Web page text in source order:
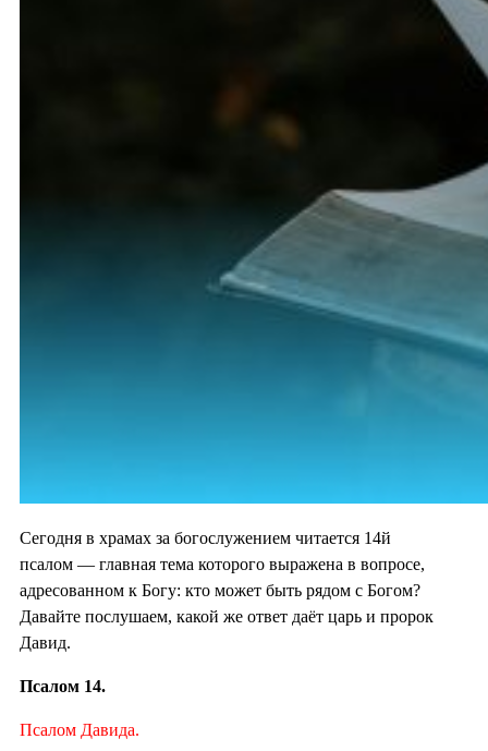
Сегодня в храмах за богослужением читается 14й
псалом — главная тема которого выражена в вопросе,
адресованном к Богу: кто может быть рядом с Богом?
Давайте послушаем, какой же ответ даёт царь и пророк
Давид.
Псалом 14.
Псалом Давида.